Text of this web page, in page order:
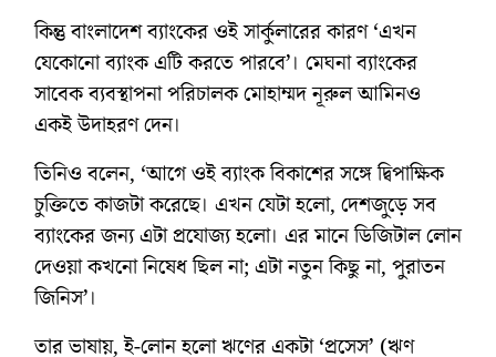
কিন্তু বাংলাদেশ ব্যাংকের ওই সার্কুলারের কারণ ‘এখন
যেকোনো ব্যাংক এটি করতে পারবে’। মেঘনা ব্যাংকের
সাবেক ব্যবস্থাপনা পরিচালক মোহাম্মদ নূরুল আমিনও
একই উদাহরণ দেন।
তিনিও বলেন, ‘আগে ওই ব্যাংক বিকাশের সঙ্গে দ্বিপাক্ষিক
চুক্তিতে কাজটা করেছে। এখন যেটা হলো, দেশজুড়ে সব
ব্যাংকের জন্য এটা প্রযোজ্য হলো। এর মানে ডিজিটাল লোন
দেওয়া কখনো নিষেধ ছিল না; এটা নতুন কিছু না, পুরাতন
জিনিস’।
তার ভাষায়, ই-লোন হলো ঋণের একটা ‘প্রসেস’ (ঋণ